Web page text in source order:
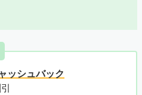
ッシュバック